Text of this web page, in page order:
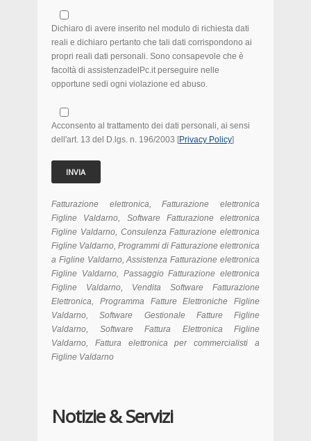
Dichiaro di avere inserito nel modulo di richiesta dati
reali e dichiaro pertanto che tali dati corrispondono ai
propri reali dati personali. Sono consapevole che è
facoltà di assistenzadelPc.it perseguire nelle
opportune sedi ogni violazione ed abuso.
Acconsento al trattamento dei dati personali, ai sensi
dell'art. 13 del D.lgs. n. 196/2003 [Privacy Policy]
Fatturazione elettronica, Fatturazione elettronica
Figline Valdarno, Software Fatturazione elettronica
Figline Valdarno, Consulenza Fatturazione elettronica
Figline Valdarno, Programmi di Fatturazione elettronica
a Figline Valdarno, Assistenza Fatturazione elettronica
Figline Valdarno, Passaggio Fatturazione elettronica
Figline Valdarno, Vendita Software Fatturazione
Elettronica, Programma Fatture Elettroniche Figline
Valdarno, Software Gestionale Fatture Figline
Valdarno, Software Fattura Elettronica Figline
Valdarno, Fattura elettronica per commercialisti a
Figline Valdarno
Notizie & Servizi